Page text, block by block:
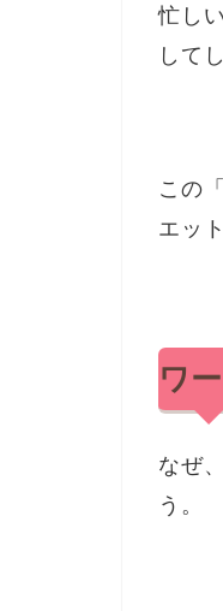
忙し
して
この
エッ
ワ
なぜ
う。